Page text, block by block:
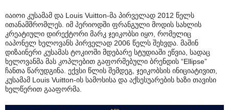
იაიოი კუსამამ და Louis Vuitton-მა პირველად 2012 წელს
ითანამშრომლეს. იმ პერიოდში ფრანგული მოდის სახლის
კრეატიული დირექტორი მარკ ჯეიკობსი იყო, რომელიც
იაპონელ ხელოვანს პირველად 2006 წელს შეხვდა. მაშინ
დიზაინერი კუსამას ტოკიოში მდებარე სტუდიაში ეწვია, სადაც
ხელოვანმა მას კოპლებით გაფორმებული ბრენდის “Ellipse”
ჩანთა წარუდგინა. ექვსი წლის შემდეგ, ჯეიკობსის ინიციატივით,
კუსამამ Louis Vuitton-ის სამოსისა და აქსესუარების ხაზი თავისი
ხელწერით გააფორმა.